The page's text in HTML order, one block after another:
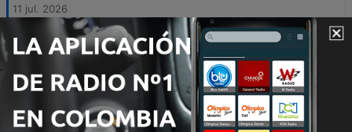
11 jul. 2026
366 - Es Europa: El Brexit: ¿Positivo o negativo?
04 jul. 2026
365 -
Es Europa: la filtración de datos en Lituania
genera cierta preocupación en Europa
13 jun. 2026